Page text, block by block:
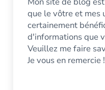
que le vôtre et mes
certainement
d'informations que
Veuillez me faire
Je vous en remercie !